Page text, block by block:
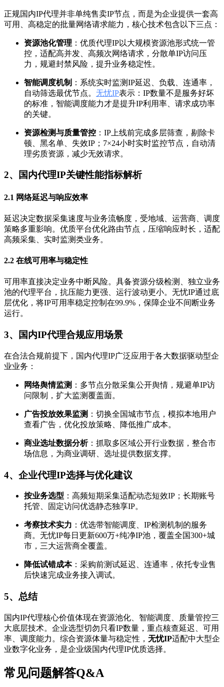
正规国内IP代理并非单纯售卖IP节点，而是为企业提供一套高
可用、高稳定的批量网络请求能力，核心技术包含以下三点：
资源池化管理 ：优质代理IP以大规模资源池形式统一管
控，适配高并发、高频次网络请求，分散单IP访问压
力，规避封禁风险，提升业务稳定性。
智能调度机制 ：系统实时监测IP延迟、负载、连通率，
自动筛选最优节点。 无忧IP表示：IP数量不是服务好坏
的标准，智能调度能力才是提升IP利用率、请求成功率
的关键。
资源检测与质量管控 ：IP上线前完成多层筛查，剔除卡
顿、黑名单、失效IP；7×24小时实时监控节点，自动清
理劣质资源，减少无效请求。
2、国内代理IP关键性能指标解析
2.1 网络延迟与响应效率
延迟决定数据采集速度与业务流畅度，受地域、运营商、调度
策略多重影响。优质平台优化路由节点，压缩响应时长，适配
高频采集、实时监测类业务。
2.2 在线可用率与稳定性
可用率直接决定业务中断风险。具备资源分级检测、独立业务
池的代理平台，抗压能力更强、运行波动更小。无忧IP通过底
层优化，将IP可用率稳定控制在99.9%，保障企业不间断业务
运行。
3、国内IP代理合规应用场景
在合法合规前提下，国内代理IP广泛应用于各大数据驱动型企
业业务：
网络舆情监测 ：多节点分散采集公开舆情，规避单IP访
问限制，扩大监测覆盖面。
广告投放效果监测 ：切换全国城市节点，模拟本地用户
查看广告，优化投放策略、降低推广成本。
商业选址数据分析：抓取多区域公开行业数据，整合市
场信息，为商业调研、选址提供数据支撑。
4、企业代理IP选择与优化建议
按业务选型 ：高频短期采集适配动态短效IP；长期账号
托管、固定访问优选静态独享IP。
考察技术实力 ：优选带智能调度、IP检测机制的服务
商。无忧IP每日更新600万+纯净IP池，覆盖全国300+城
市，三大运营商全覆盖。
降低试错成本：采购前测试延迟、连通率，依托专业售
后快速完成业务接入调试。
5、总结
国内IP代理核心价值体现在资源池化、智能调度、质量管控三
大底层技术。企业选型切勿只看IP数量，重点核查延迟、可用
率、调度能力。综合资源体量与稳定性， 无忧IP适配中大型企
业数字化业务，是企业级国内代理IP优质选择。
常见问题解答Q&A